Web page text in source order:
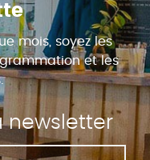
mois, soyez les
et les
newsletter